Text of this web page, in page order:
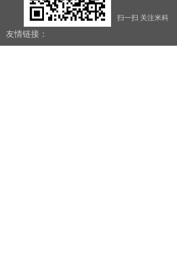
扫一扫 关注米科
友情链接：